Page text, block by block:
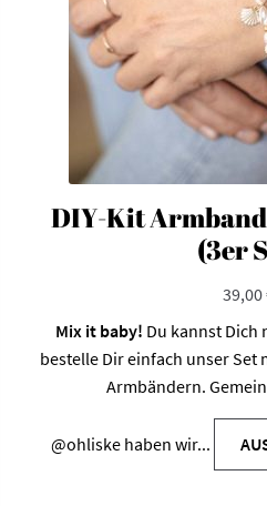
DIY-Kit
(3er
39,00
Mix it baby! Du kannst Dich
bestelle Dir einfach unser
Armbändern.
@ohliske haben wir...